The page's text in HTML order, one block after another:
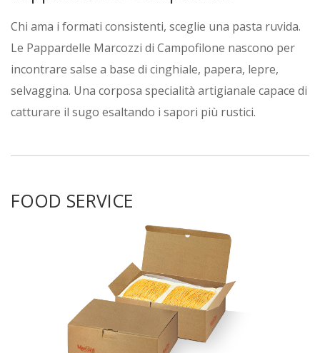
Chi ama i formati consistenti, sceglie una pasta ruvida.
Le Pappardelle Marcozzi di Campofilone nascono per
incontrare salse a base di cinghiale, papera, lepre,
selvaggina. Una corposa specialità artigianale capace di
catturare il sugo esaltando i sapori più rustici.
FOOD SERVICE